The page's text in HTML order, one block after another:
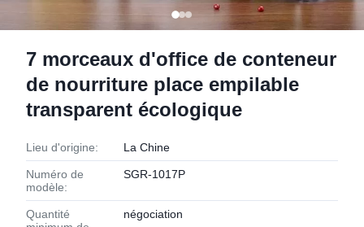
7 morceaux d'office de conteneur
de nourriture place empilable
transparent écologique
Lieu d'origine: La Chine
Numéro de
modèle:
SGR-1017P
Quantité
négociation